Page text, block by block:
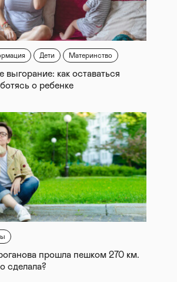
Дети Материнство
выгорание: как оставаться
о ребенке
прошла пешком 270 км.
сделала?